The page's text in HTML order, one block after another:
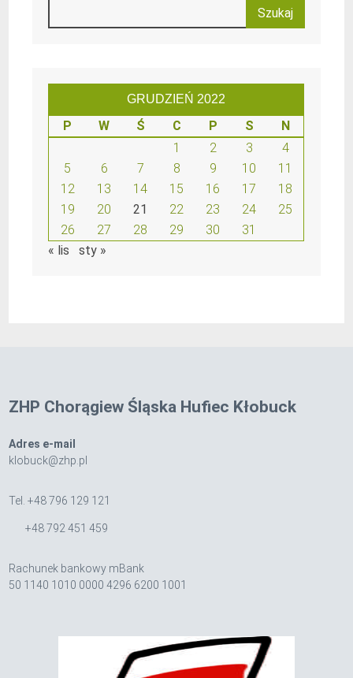
GRUDZIEŃ 2022
P W Ś C P S
N
1
2 3
4
5
6 7 8 9 10
11
12
13 14 15 16 17
18
19
20 21 22 23 24
25
26
27 28 29 30
31
« lis
sty »
ZHP Chorągiew Śląska Hufiec Kłobuck
Adres e-mail
klobuck@zhp.pl
Tel. +48 796 129 121
+48 792 451 459
Rachunek bankowy mBank
50 1140 1010 0000 4296 6200 1001